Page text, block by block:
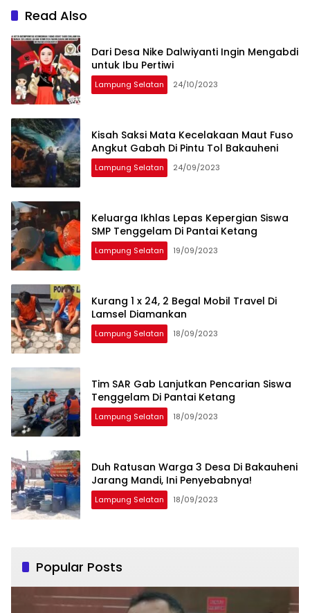
Read Also
Dari Desa Nike Dalwiyanti Ingin Mengabdi
untuk Ibu Pertiwi
Lampung Selatan 24/10/2023
Kisah Saksi Mata Kecelakaan Maut Fuso
Angkut Gabah Di Pintu Tol Bakauheni
Lampung Selatan 24/09/2023
Keluarga Ikhlas Lepas Kepergian Siswa
SMP Tenggelam Di Pantai Ketang
Lampung Selatan 19/09/2023
Kurang 1 x 24, 2 Begal Mobil Travel Di
Lamsel Diamankan
Lampung Selatan 18/09/2023
Tim SAR Gab Lanjutkan Pencarian Siswa
Tenggelam Di Pantai Ketang
Lampung Selatan 18/09/2023
Duh Ratusan Warga 3 Desa Di Bakauheni
Jarang Mandi, Ini Penyebabnya!
Lampung Selatan 18/09/2023
Popular Posts